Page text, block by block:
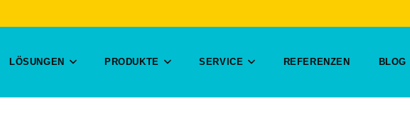
LÖSUNGEN PRODUKTE SERVICE REFERENZEN BLOG